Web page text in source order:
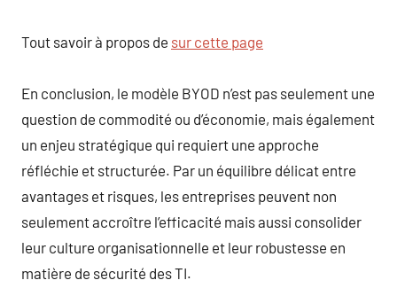
Tout savoir à propos de sur cette page
En conclusion, le modèle BYOD n’est pas seulement une
question de commodité ou d’économie, mais également
un enjeu stratégique qui requiert une approche
réfléchie et structurée. Par un équilibre délicat entre
avantages et risques, les entreprises peuvent non
seulement accroître l’efficacité mais aussi consolider
leur culture organisationnelle et leur robustesse en
matière de sécurité des TI.